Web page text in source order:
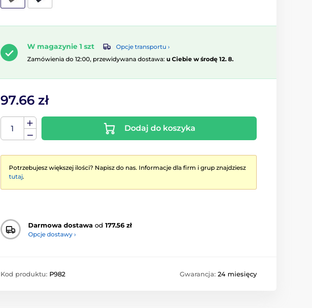
W magazynie 1 szt
Opcje transportu ›
Zamówienia do 12:00, przewidywana dostawa: u Ciebie w środę 12. 8.
97.66 zł
Dodaj do koszyka
Potrzebujesz większej ilości? Napisz do nas. Informacje dla firm i grup znajdziesz
tutaj.
Darmowa dostawa od 177.56 zł
Opcje dostawy ›
Kod produktu: P982 Gwarancja: 24 miesięcy